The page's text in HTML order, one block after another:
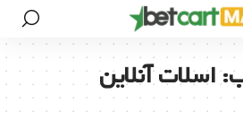
اسلات آنلاین